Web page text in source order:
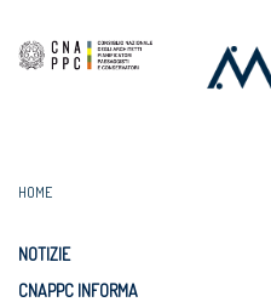
HOME
NOTIZIE
CNAPPC INFORMA